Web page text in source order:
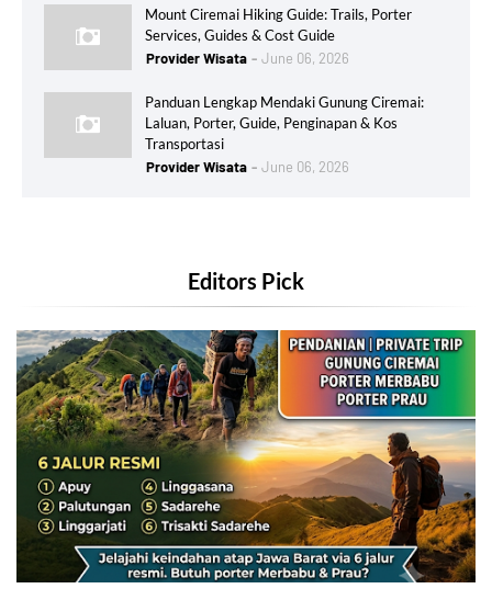
Mount Ciremai Hiking Guide: Trails, Porter
Services, Guides & Cost Guide
Provider Wisata
June 06, 2026
Panduan Lengkap Mendaki Gunung Ciremai:
Laluan, Porter, Guide, Penginapan & Kos
Transportasi
Provider Wisata
June 06, 2026
Editors Pick